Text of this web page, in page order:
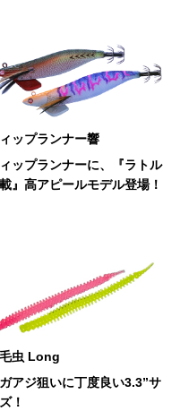
ップランナー響
ップランナーに、『ラトル
』高アピールモデル登場！
虫 Long
アジ狙いに丁度良い3.3”サ
！